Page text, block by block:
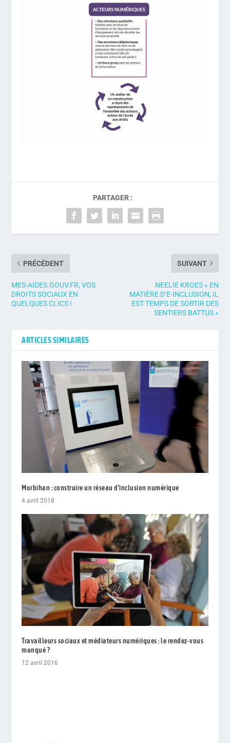
PARTAGER :
PRÉCÉDENT
MES-AIDES.GOUV.FR, VOS
DROITS SOCIAUX EN
QUELQUES CLICS !
SUIVANT
NEELIE KROES « EN
MATIÈRE D’E-INCLUSION, IL
EST TEMPS DE SORTIR DES
SENTIERS BATTUS »
ARTICLES SIMILAIRES
Morbihan : construire un réseau d’inclusion numérique
4 avril 2018
Travailleurs sociaux et médiateurs numériques : le rendez-vous
manqué ?
12 avril 2016